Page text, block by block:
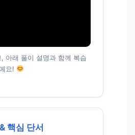
아래 풀이 설명과 함께 복습
요!
핵심 단서